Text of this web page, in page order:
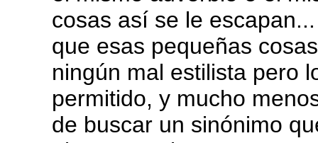
cosas así se le
que esas pequeñas
ningún mal estilista pero
permitido, y mucho
de buscar un sinónimo